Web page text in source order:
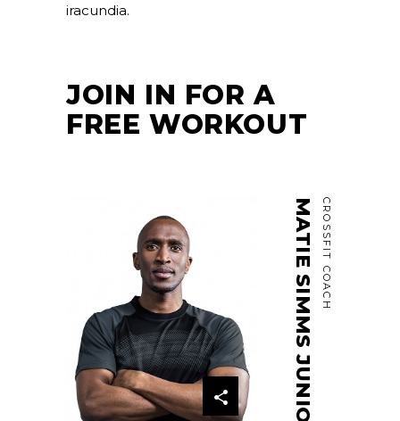
iracundia.
JOIN IN FOR A
FREE WORKOUT
CROSSFIT COACH
MATIE SIMMS JUNIOR